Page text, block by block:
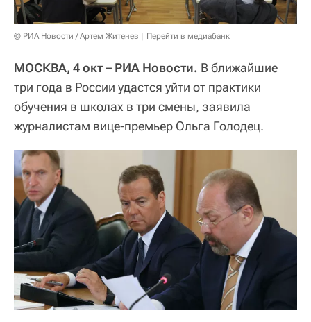
© РИА Новости / Артем Житенев Перейти в медиабанк
МОСКВА, 4 окт – РИА Новости. В ближайшие
три года в России удастся уйти от практики
обучения в школах в три смены, заявила
журналистам вице-премьер Ольга Голодец.